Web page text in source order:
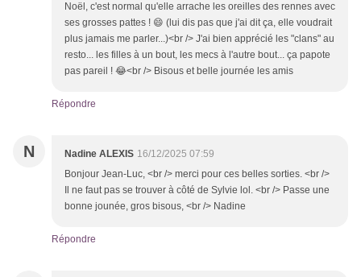
Noël, c'est normal qu'elle arrache les oreilles des rennes avec
ses grosses pattes ! 😄 (lui dis pas que j'ai dit ça, elle voudrait
plus jamais me parler...)<br /> J'ai bien apprécié les "clans" au
resto... les filles à un bout, les mecs à l'autre bout... ça papote
pas pareil ! 😂<br /> Bisous et belle journée les amis
Répondre
N Nadine ALEXIS 16/12/2025 07:59
Bonjour Jean-Luc, <br /> merci pour ces belles sorties. <br />
Il ne faut pas se trouver à côté de Sylvie lol. <br /> Passe une
bonne jounée, gros bisous, <br /> Nadine
Répondre